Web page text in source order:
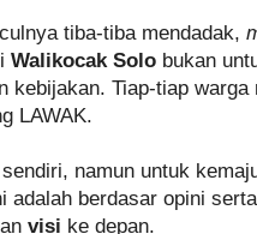
tiba-tiba mendadak,
Walikocak Solo bukan
kebijakan. Tiap-tiap
LAWAK.
namun untuk
adalah berdasar opini
visi ke depan.